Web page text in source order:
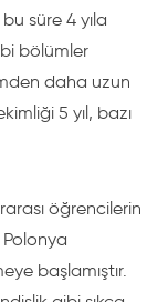
süre 4 yıla
bölümler
daha uzun
5 yıl, bazı
öğrencilerin
başlamıştır.